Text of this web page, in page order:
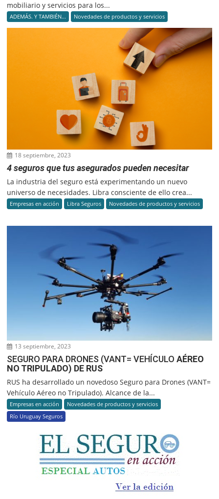
mobiliario y servicios para los...
ADEMÁS. Y TAMBIÉN... Novedades de productos y servicios
18 septiembre, 2023
4 seguros que tus asegurados pueden necesitar
La industria del seguro está experimentando un nuevo
universo de necesidades. Libra consciente de ello crea...
Empresas en acción Libra Seguros Novedades de productos y servicios
13 septiembre, 2023
SEGURO PARA DRONES (VANT= VEHÍCULOAÉREO
NO TRIPULADO) DE RUS
RUS ha desarrollado un novedoso Seguro para Drones (VANT=
Vehículo Aéreo no Tripulado). Alcance de la...
Empresas en acción
Novedades de productos y servicios
Río Uruguay Seguros